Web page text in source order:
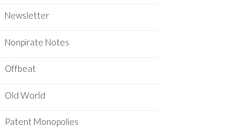
Newsletter
Nonpirate Notes
Offbeat
Old World
Patent Monopolies